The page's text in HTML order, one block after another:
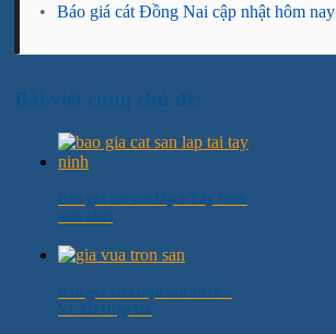
•
Báo giá cát Đồng Nai cập nhật hôm nay